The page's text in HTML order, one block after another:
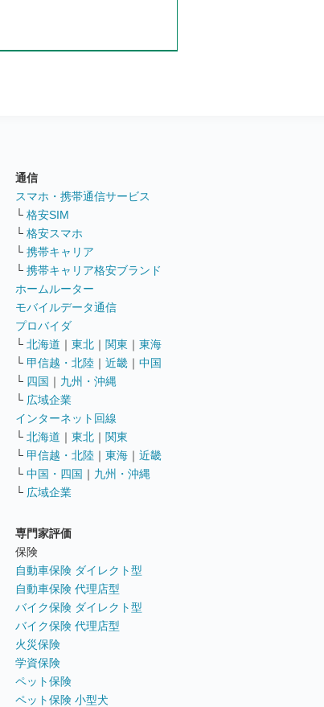
通信
スマホ・携帯通信サービス
└ 格安SIM
└ 格安スマホ
└ 携帯キャリア
└ 携帯キャリア格安ブランド
ホームルーター
モバイルデータ通信
プロバイダ
└ 北海道 ｜ 東北 ｜ 関東 ｜ 東海
└ 甲信越・北陸 ｜ 近畿 ｜ 中国
└ 四国 ｜ 九州・沖縄
└ 広域企業
インターネット回線
└ 北海道 ｜ 東北 ｜ 関東
└ 甲信越・北陸 ｜ 東海 ｜ 近畿
└ 中国・四国 ｜ 九州・沖縄
└ 広域企業
専門家評価
保険
自動車保険 ダイレクト型
自動車保険 代理店型
バイク保険 ダイレクト型
バイク保険 代理店型
火災保険
学資保険
ペット保険
ペット保険 小型犬